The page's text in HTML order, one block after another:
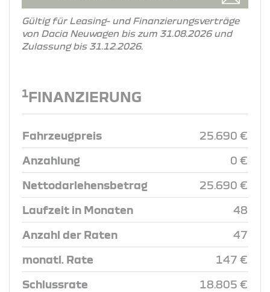
Gültig für Leasing- und Finanzierungsverträge
von Dacia Neuwagen bis zum 31.08.2026 und
Zulassung bis 31.12.2026.
1FINANZIERUNG
Fahrzeugpreis 25.690 €
Anzahlung 0 €
Nettodarlehensbetrag 25.690 €
Laufzeit in Monaten 48
Anzahl der Raten 47
monatl. Rate 147 €
Schlussrate 18.805 €